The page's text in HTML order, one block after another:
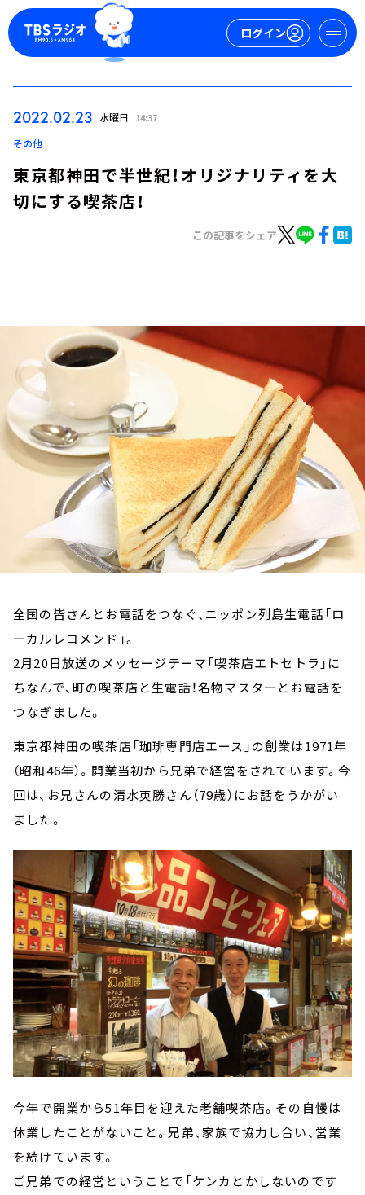
ログイン
トピックス
TBS Podcast
お知らせ
YouTube
会社情報
2022.02.23 水曜日 14:37
その他
東京都神田で半世紀！オリジナリティを大
切にする喫茶店！
この記事をシェア
全国の皆さんとお電話をつなぐ、ニッポン列島生電話「ロ
ーカルレコメンド」。
2月20日放送のメッセージテーマ「喫茶店エトセトラ」に
ちなんで、町の喫茶店と生電話！名物マスターとお電話を
つなぎました。
東京都神田の喫茶店「珈琲専門店エース」の創業は1971年
（昭和46年）。開業当初から兄弟で経営をされています。今
回は、お兄さんの清水英勝さん（79歳）にお話をうかがい
ました。
今年で開業から51年目を迎えた老舗喫茶店。その自慢は
休業したことがないこと。兄弟、家族で協力し合い、営業
を続けています。
ご兄弟での経営ということで「ケンカとかしないのです